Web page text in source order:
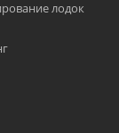
лодок